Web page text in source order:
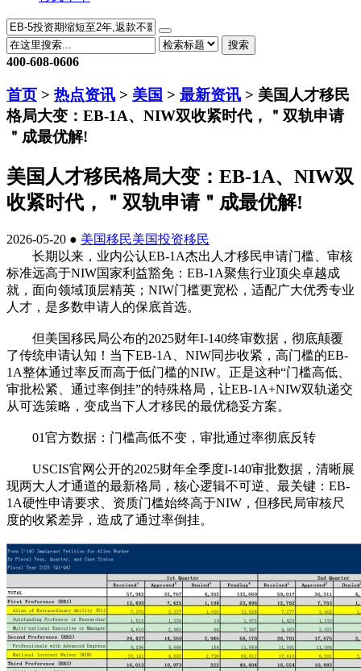
搜索
400-608-0606
首页 > 热点资讯 > 美国 > 最新资讯 > 美国人才移民
格局大变：EB-1A、NIW双收紧时代，＂双轨申请
＂成最优解!
美国人才移民格局大变：EB-1A、NIW双
收紧时代，＂双轨申请＂成最优解!
2026-05-20 ● 美国移民美国投资移民
长期以来，业内公认EB-1A杰出人才移民申请门槛、审核
标准远高于NIW国家利益豁免：EB-1A聚焦行业顶尖卓越成
就，面向领域顶层精英；NIW门槛更宽松，适配广大优秀专业
人才，是多数申请人的保底首选。
但美国移民局公布的2025财年I-140终审数据，彻底颠覆
了传统申请认知！当下EB-1A、NIW同步收紧，高门槛的EB-
1A整体通过率反而高于低门槛的NIW。正是这种“门槛高低、
审批松紧、通过率倒挂”的特殊格局，让EB-1A+NIW双轨递交
从可选策略，变成当下人才移民的最优稳妥方案。
01官方数据：门槛高低不变，审批通过率彻底反转
USCIS官网公开的2025财年全季度I-140审批数据，清晰展
现两大人才通道的最新格局，核心逻辑不可逆、最关键：EB-
1A硬性申请要求、资质门槛始终高于NIW，但移民局审核尺
度的收紧差异，造成了通过率倒挂。